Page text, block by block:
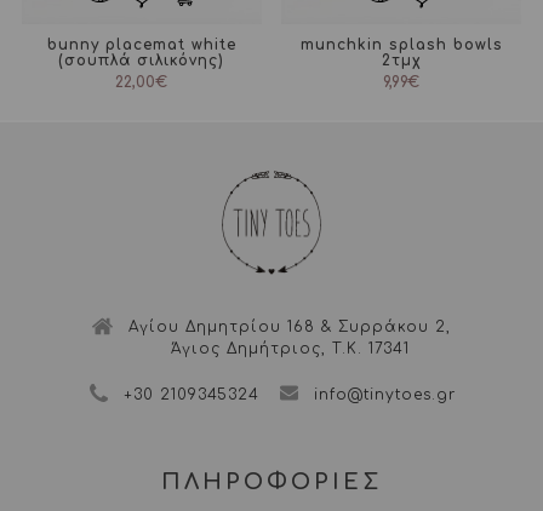
bunny placemat white
(σουπλά σιλικόνης)
22,00€
munchkin splash bowls
2τμχ
9,99€
Αγίου Δημητρίου 168 & Συρράκου 2,
Άγιος Δημήτριος, Τ.Κ. 17341
+30 2109345324 info@tinytoes.gr
ΠΛΗΡΟΦΟΡΙΕΣ